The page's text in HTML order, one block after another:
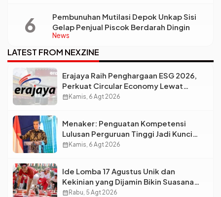
News
Pembunuhan Mutilasi Depok Unkap Sisi
Gelap Penjual Piscok Berdarah Dingin
LATEST FROM NEXZINE
Erajaya Raih Penghargaan ESG 2026,
Perkuat Circular Economy Lewat
Pengelolaan Limbah Berkelanjutan
calendar_monthKamis, 6 Agt 2026
Menaker: Penguatan Kompetensi
Lulusan Perguruan Tinggi Jadi Kunci
Menjawab Kebutuhan Dunia Kerja
calendar_monthKamis, 6 Agt 2026
Ide Lomba 17 Agustus Unik dan
Kekinian yang Dijamin Bikin Suasana
Makin Pecah
calendar_monthRabu, 5 Agt 2026